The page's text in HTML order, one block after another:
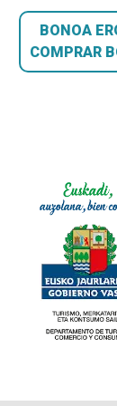
BONOA
COMPRAR